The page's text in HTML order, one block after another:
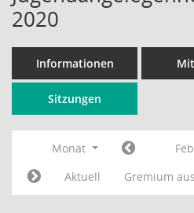
2020
Informationen
Sitzungen
Monat
Aktuell
Gremium